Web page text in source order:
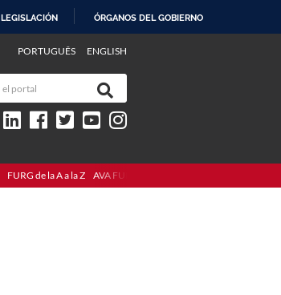
LEGISLACIÓN ÓRGANOS DEL GOBIERNO
PORTUGUÊS ENGLISH
FURG de la A a la Z AVA FURG